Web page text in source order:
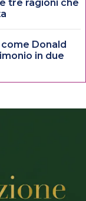
tre ragioni che
Donald
in due